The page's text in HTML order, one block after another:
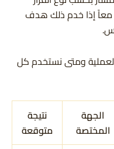
معاً إذا خدم ذلك هدف
ومتى نستخدم كل
الجهة
المختصة
نتيجة
متوقعة